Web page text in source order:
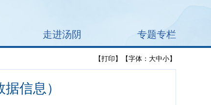
走进汤阴 专题专栏
【打印】 【字体： 大中小】
信息）